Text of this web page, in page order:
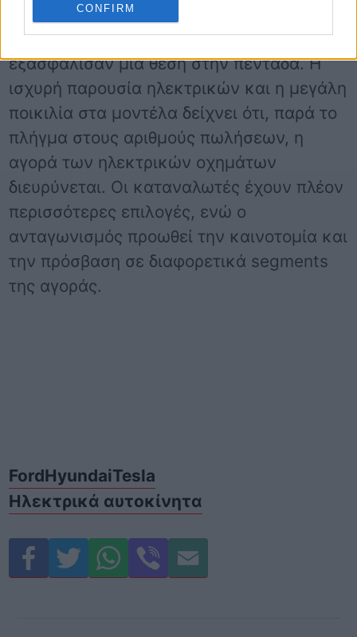
CONFIRM
μοντέλα συνέβαλαν στην ενίσχυση της
αγοράς, παρότι οι πωλήσεις τους δεν τους
εξασφάλισαν μια θέση στην πεντάδα. Η
ισχυρή παρουσία ηλεκτρικών και η μεγάλη
ποικιλία στα μοντέλα δείχνει ότι, παρά το
πλήγμα στους αριθμούς πωλήσεων, η
αγορά των ηλεκτρικών οχημάτων
διευρύνεται. Οι καταναλωτές έχουν πλέον
περισσότερες επιλογές, ενώ ο
ανταγωνισμός προωθεί την καινοτομία και
την πρόσβαση σε διαφορετικά segments
της αγοράς.
FordHyundaiTesla
Ηλεκτρικά αυτοκίνητα